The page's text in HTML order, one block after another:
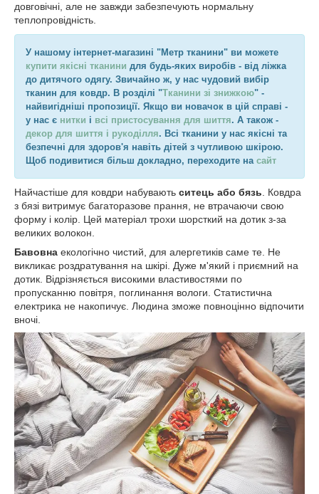
довговічні, але не завжди забезпечують нормальну
теплопровідність.
У нашому інтернет-магазині "Метр тканини" ви можете
купити якісні тканини для будь-яких виробів - від ліжка
до дитячого одягу. Звичайно ж, у нас чудовий вибір
тканин для ковдр. В розділі "Тканини зі знижкою" -
найвигідніші пропозиції. Якщо ви новачок в цій справі -
у нас є нитки і всі пристосування для шиття. А також -
декор для шиття і рукоділля. Всі тканини у нас якісні та
безпечні для здоров'я навіть дітей з чутливою шкірою.
Щоб подивитися більш докладно, переходите на сайт
Найчастіше для ковдри набувають ситець або бязь . Ковдра
з бязі витримує багаторазове прання, не втрачаючи свою
форму і колір. Цей матеріал трохи шорсткий на дотик з-за
великих волокон.
Бавовна екологічно чистий, для алергетиків саме те. Не
викликає роздратування на шкірі. Дуже м'який і приємний на
дотик. Відрізняється високими властивостями по
пропусканню повітря, поглинання вологи. Статистична
електрика не накопичує. Людина зможе повноцінно відпочити
вночі.